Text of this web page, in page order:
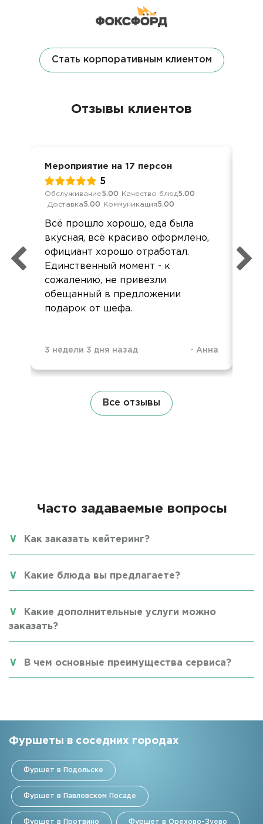
Стать корпоративным клиентом
Отзывы клиентов
Мероприятие на 17 персон
5
Обслуживание5.00 Качество блюд5.00
Доставка5.00 Коммуникация5.00
Всё прошло хорошо, еда была
вкусная, всё красиво оформлено,
официант хорошо отработал.
Единственный момент - к
сожалению, не привезли
обещанный в предложении
подарок от шефа.
3 недели 3 дня назад - Анна
Все отзывы
Часто задаваемые вопросы
Как заказать кейтеринг?
Какие блюда вы предлагаете?
Какие дополнительные услуги можно
заказать?
В чем основные преимущества сервиса?
Фуршеты в соседних городах
Фуршет в Подольске
Фуршет в Павловском Посаде
Фуршет в Протвино Фуршет в Орехово-Зуево